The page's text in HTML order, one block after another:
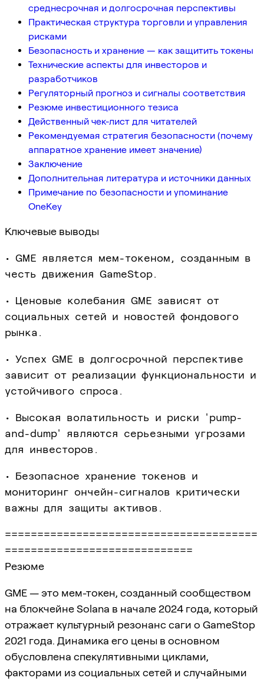
среднесрочная и долгосрочная перспективы
Практическая структура торговли и управления
рисками
Безопасность и хранение — как защитить токены
Технические аспекты для инвесторов и
разработчиков
Регуляторный прогноз и сигналы соответствия
Резюме инвестиционного тезиса
Действенный чек-лист для читателей
Рекомендуемая стратегия безопасности (почему
аппаратное хранение имеет значение)
Заключение
Дополнительная литература и источники данных
Примечание по безопасности и упоминание
OneKey
Ключевые выводы
• GME является мем-токеном, созданным в
честь движения GameStop.
• Ценовые колебания GME зависят от
социальных сетей и новостей фондового
рынка.
• Успех GME в долгосрочной перспективе
зависит от реализации функциональности и
устойчивого спроса.
• Высокая волатильность и риски 'pump-
and-dump' являются серьезными угрозами
для инвесторов.
• Безопасное хранение токенов и
мониторинг ончейн-сигналов критически
важны для защиты активов.
=======================================
=============================
Резюме
GME — это мем-токен, созданный сообществом
на блокчейне Solana в начале 2024 года, который
отражает культурный резонанс саги о GameStop
2021 года. Динамика его цены в основном
обусловлена спекулятивными циклами,
факторами из социальных сетей и случайными